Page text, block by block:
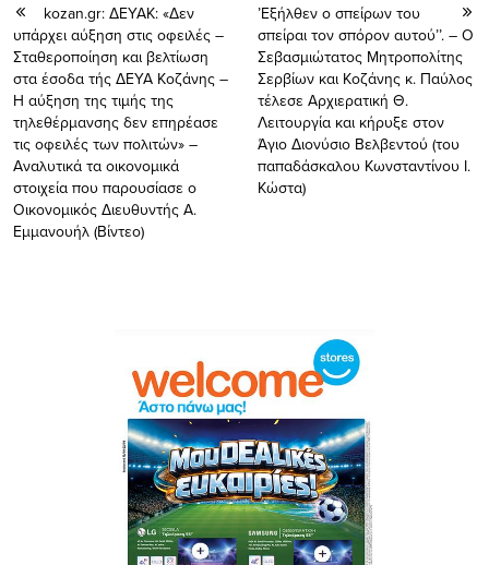
kozan.gr: ΔΕΥΑΚ: «Δεν
υπάρχει αύξηση στις οφειλές –
Σταθεροποίηση και βελτίωση
στα έσοδα τής ΔΕΥΑ Κοζάνης –
Η αύξηση της τιμής της
τηλεθέρμανσης δεν επηρέασε
τις οφειλές των πολιτών» –
Αναλυτικά τα οικονομικά
στοιχεία που παρουσίασε ο
Οικονομικός Διευθυντής Α.
Εμμανουήλ (Βίντεο)
’Εξήλθεν ο σπείρων του
σπείραι τον σπόρον αυτού’’. – Ο
Σεβασμιώτατος Μητροπολίτης
Σερβίων και Κοζάνης κ. Παύλος
τέλεσε Αρχιερατική Θ.
Λειτουργία και κήρυξε στον
Άγιο Διονύσιο Βελβεντού (του
παπαδάσκαλου Κωνσταντίνου Ι.
Κώστα)